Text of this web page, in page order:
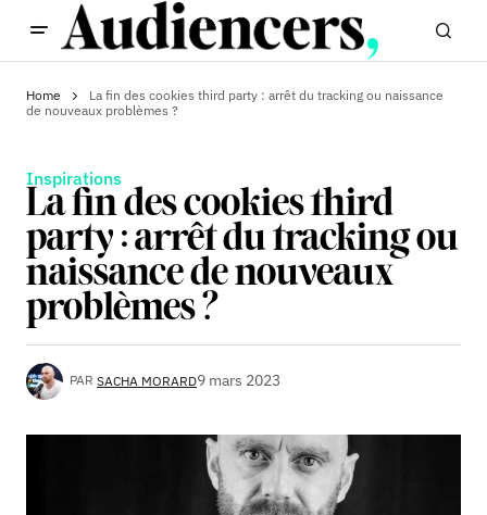
Home
La fin des cookies third party : arrêt du tracking ou naissance
de nouveaux problèmes ?
Inspirations
La fin des cookies third
party : arrêt du tracking ou
naissance de nouveaux
problèmes ?
PAR SACHA MORARD9 mars 2023